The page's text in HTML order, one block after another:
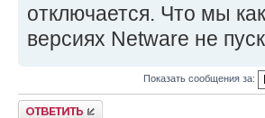
отключается. Что мы
версиях Netware не
Показать сообщения за:
Ответить